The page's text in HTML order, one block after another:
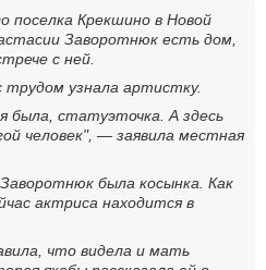
Крекшино в Новой
Заворотнюк есть дом,
с ней.
узнала артистку.
была, статуэточка. А здесь
человек", — заявила местная
была косынка. Как
актриса находится в
что видела и мать